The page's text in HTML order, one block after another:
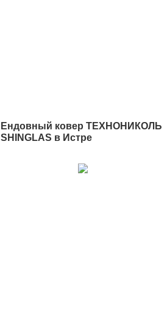
Ендовный ковер ТЕХНОНИКОЛЬ
SHINGLAS в Истре